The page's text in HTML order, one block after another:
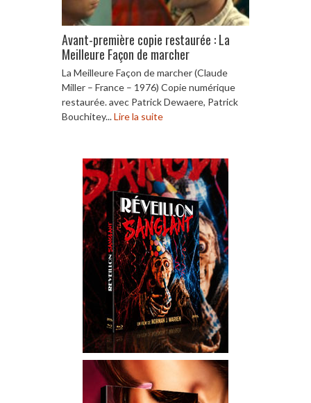
Avant-première copie restaurée : La
Meilleure Façon de marcher
La Meilleure Façon de marcher (Claude
Miller – France – 1976) Copie numérique
restaurée. avec Patrick Dewaere, Patrick
Bouchitey...Lire la suite